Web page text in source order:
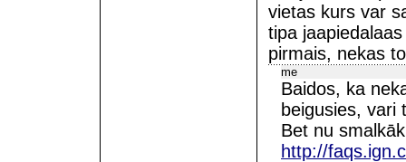
vietas kurs var
tipa
pirmais, nekas
me
Baidos, ka
beigusies, vari
Bet nu
http://